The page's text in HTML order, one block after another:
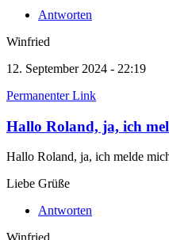
Antworten
Winfried
12. September 2024 - 22:19
Permanenter Link
Hallo Roland, ja, ich
Hallo Roland, ja, ich melde
Liebe Grüße
Antworten